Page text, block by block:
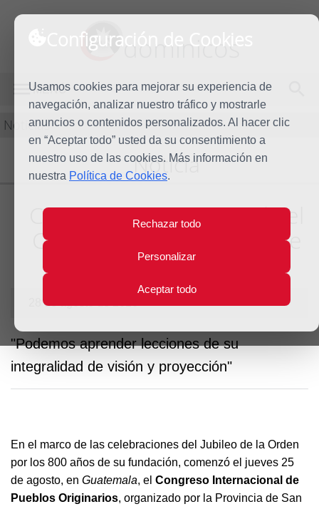
Configuración de Cookies
Usamos cookies para mejorar su experiencia de
navegación, analizar nuestro tráfico y mostrarle
anuncios o contenidos personalizados. Al hacer clic
en “Aceptar todo” usted da su consentimiento a
nuestro uso de las cookies. Más información en
nuestra Política de Cookies.
Rechazar todo
Personalizar
Aceptar todo
dominicos
MENÚ
Noticias
Noticia
Comienza en Guatemala el
Congreso Internacional de
Pueblos Originarios
28 de agosto de 2016
"Podemos aprender lecciones de su
integralidad de visión y proyección"
En el marco de las celebraciones del Jubileo de la Orden
por los 800 años de su fundación, comenzó el jueves 25
de agosto, en Guatemala, el Congreso Internacional de
Pueblos Originarios, organizado por la Provincia de San